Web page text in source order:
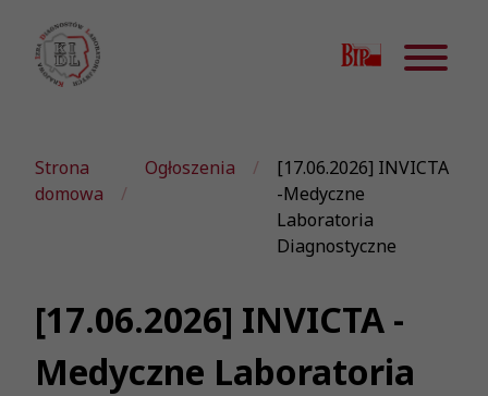
Strona
domowa
Ogłoszenia
[17.06.2026] INVICTA
-Medyczne
Laboratoria
Diagnostyczne
[17.06.2026] INVICTA -
Medyczne Laboratoria